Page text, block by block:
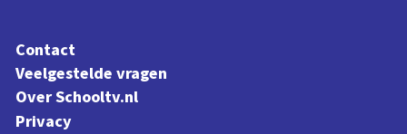
Contact
Veelgestelde vragen
Over Schooltv.nl
Privacy